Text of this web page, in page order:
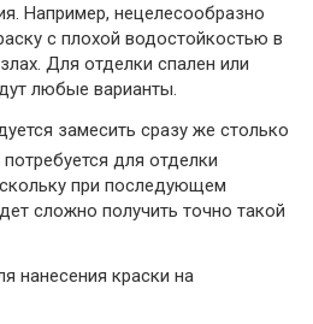
Например, нецелесообразно
с плохой водостойкостью в
Для отделки спален или
любые варианты.
замесить сразу же столько
для отделки
при последующем
сложно получить точно такой
нанесения краски на